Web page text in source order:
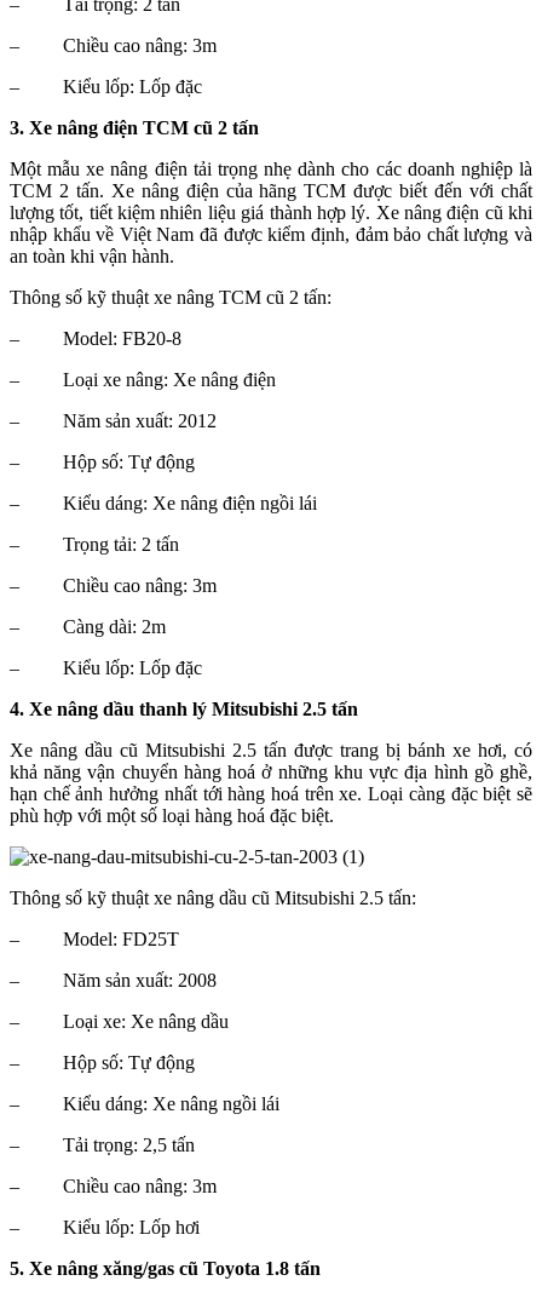
–
Tải trọng: 2 tấn
–
Chiều cao nâng: 3m
–
Kiểu lốp: Lốp đặc
3. Xe nâng điện TCM cũ 2 tấn
Một mẫu xe nâng điện tải trọng nhẹ dành cho các doanh nghiệp là
TCM 2 tấn. Xe nâng điện của hãng TCM được biết đến với chất
lượng tốt, tiết kiệm nhiên liệu giá thành hợp lý. Xe nâng điện cũ khi
nhập khẩu về Việt Nam đã được kiểm định, đảm bảo chất lượng và
an toàn khi vận hành.
Thông số kỹ thuật xe nâng TCM cũ 2 tấn:
–
Model: FB20-8
–
Loại xe nâng: Xe nâng điện
–
Năm sản xuất: 2012
–
Hộp số: Tự động
–
Kiểu dáng: Xe nâng điện ngồi lái
–
Trọng tải: 2 tấn
–
Chiều cao nâng: 3m
–
Càng dài: 2m
–
Kiểu lốp: Lốp đặc
4. Xe nâng dầu thanh lý Mitsubishi 2.5 tấn
Xe nâng dầu cũ Mitsubishi 2.5 tấn được trang bị bánh xe hơi, có
khả năng vận chuyển hàng hoá ở những khu vực địa hình gồ ghề,
hạn chế ảnh hưởng nhất tới hàng hoá trên xe. Loại càng đặc biệt sẽ
phù hợp với một số loại hàng hoá đặc biệt.
Thông số kỹ thuật xe nâng dầu cũ Mitsubishi 2.5 tấn:
–
Model: FD25T
–
Năm sản xuất: 2008
–
Loại xe: Xe nâng dầu
–
Hộp số: Tự động
–
Kiểu dáng: Xe nâng ngồi lái
–
Tải trọng: 2,5 tấn
–
Chiều cao nâng: 3m
–
Kiểu lốp: Lốp hơi
5. Xe nâng xăng/gas cũ Toyota 1.8 tấn